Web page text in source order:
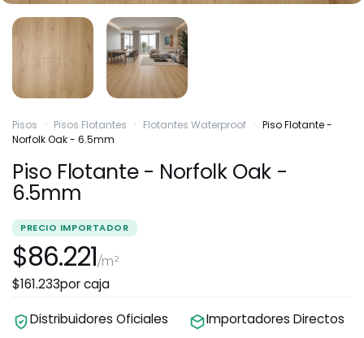
Pisos · Pisos Flotantes · Flotantes Waterproof · Piso Flotante -
Norfolk Oak - 6.5mm
Piso Flotante - Norfolk Oak -
6.5mm
PRECIO IMPORTADOR
$86.221/m²
$161.233por caja
Distribuidores Oficiales
Importadores Directos